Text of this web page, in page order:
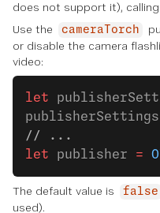
does not support it),
Use the
cameraTorch
or disable the camera
video:
let
// ...
let publisher =
The default value is false
used).